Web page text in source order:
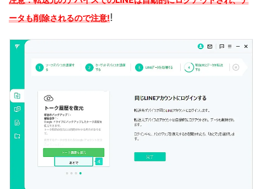
ータも削除されるので注意!!